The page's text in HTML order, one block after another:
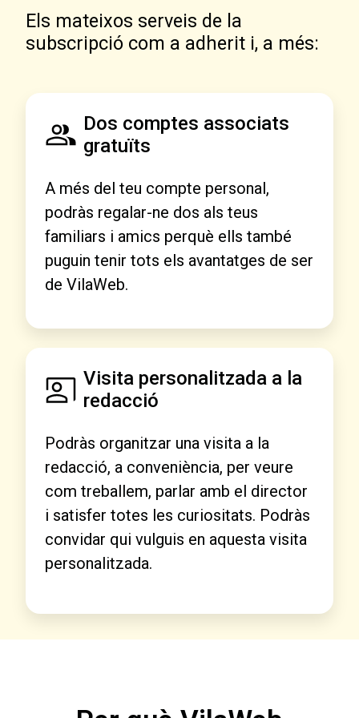
Els mateixos serveis de la
subscripció com a adherit i, a més:
Dos comptes associats
gratuïts
A més del teu compte personal,
podràs regalar-ne dos als teus
familiars i amics perquè ells també
puguin tenir tots els avantatges de ser
de VilaWeb.
Visita personalitzada a la
redacció
Podràs organitzar una visita a la
redacció, a conveniència, per veure
com treballem, parlar amb el director
i satisfer totes les curiositats. Podràs
convidar qui vulguis en aquesta visita
personalitzada.